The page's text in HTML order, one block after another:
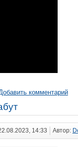
комментарий
14:33 Автор: